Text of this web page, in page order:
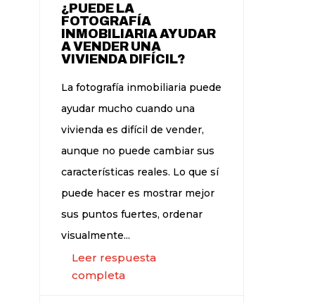
¿PUEDE LA
FOTOGRAFÍA
INMOBILIARIA AYUDAR
A VENDER UNA
VIVIENDA DIFÍCIL?
La fotografía inmobiliaria puede
ayudar mucho cuando una
vivienda es difícil de vender,
aunque no puede cambiar sus
características reales. Lo que sí
puede hacer es mostrar mejor
sus puntos fuertes, ordenar
visualmente...
Leer respuesta
completa